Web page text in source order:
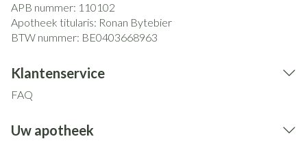
APB nummer: 110102
Apotheek titularis: Ronan Bytebier
BTW nummer: BE0403668963
Klantenservice
FAQ
Uw apotheek